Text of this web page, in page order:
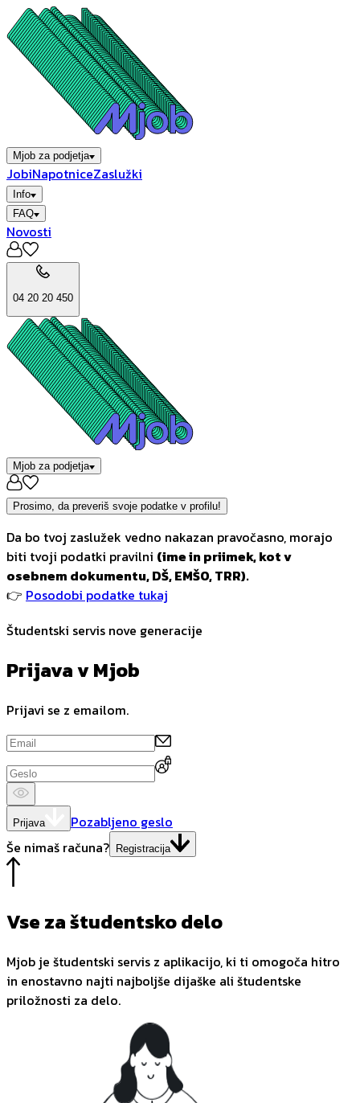
Mjob za podjetja
JobiNapotniceZaslužki
Info
FAQ
Novosti
04 20 20 450
Mjob za podjetja
Prosimo, da preveriš svoje podatke v profilu!
Da bo tvoj zaslužek vedno nakazan pravočasno, morajo
biti tvoji podatki pravilni (ime in priimek, kot v
osebnem dokumentu, DŠ, EMŠO, TRR).
👉 Posodobi podatke tukaj
Študentski servis nove generacije
Prijava v Mjob
Prijavi se z emailom.
Prijava
Pozabljeno geslo
Še nimaš računa? Registracija
Vse za študentsko delo
Mjob je študentski servis z aplikacijo, ki ti omogoča hitro
in enostavno najti najboljše dijaške ali študentske
priložnosti za delo.